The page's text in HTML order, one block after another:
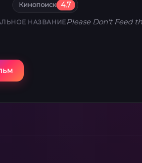
Кинопоиск 4.7
НАЗВАНИЕPlease Don't Feed